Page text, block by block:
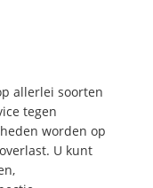
allerlei soorten
tegen
worden op
U kunt